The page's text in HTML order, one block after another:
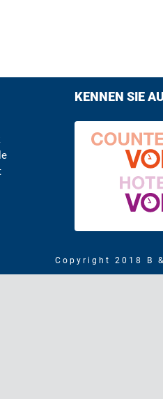
KENNEN SIE
Copyright 2018 B